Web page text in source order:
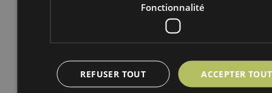
Fonctionnalité
ACCEPTER TOUT
REFUSER TOUT